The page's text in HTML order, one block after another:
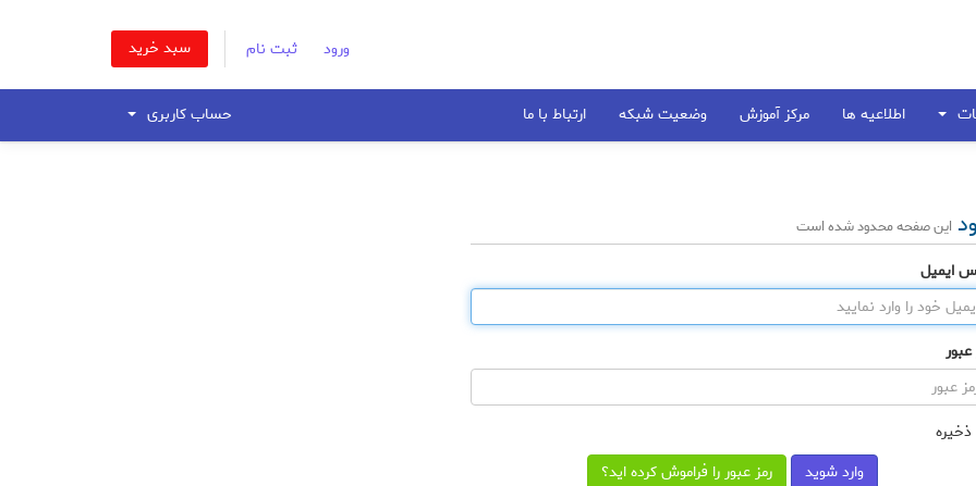
ورود ثبت نام سبد خرید
اطلاعیه ها مرکز آموزش وضعیت شبکه ارتباط با ما حساب کاربری
این صفحه محدود شده است
ایمیل
عبور
ذخیره
رمز عبور را فراموش کرده اید؟